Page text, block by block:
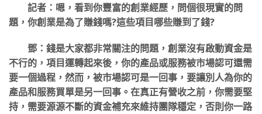
記者：嗯，看到你豐富的創業經歷，問個很現實的問
題，你創業是為了賺錢嗎?這些項目哪些賺到了錢?
鄧：錢是大家都非常關注的問題，創業沒有啟動資金是
不行的，項目運轉起來後，你的產品或服務被市場認可還需
要一個過程，然而，被市場認可是一回事，要讓別人為你的
產品和服務買單是另一回事。在真正有營收之前，你需要堅
持，需要源源不斷的資金補充來維持團隊穩定，否則你一路